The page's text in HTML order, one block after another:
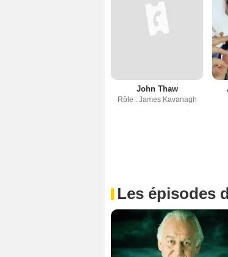
John Thaw
Rôle : James Kavanagh
Les épisodes